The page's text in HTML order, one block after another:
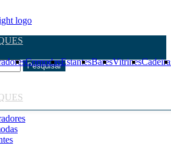
ComodasEstantesBaresVitrines
Pesquisar